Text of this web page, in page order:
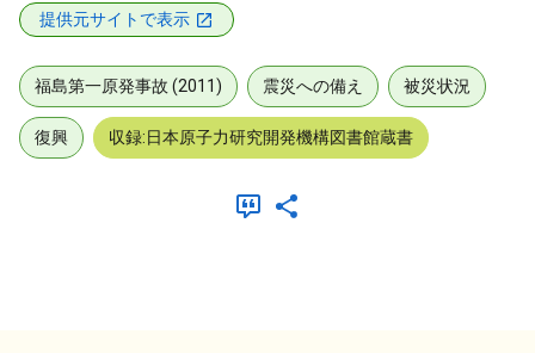
提供元サイトで表示
福島第一原発事故 (2011) 震災への備え 被災状況
復興 収録:日本原子力研究開発機構図書館蔵書